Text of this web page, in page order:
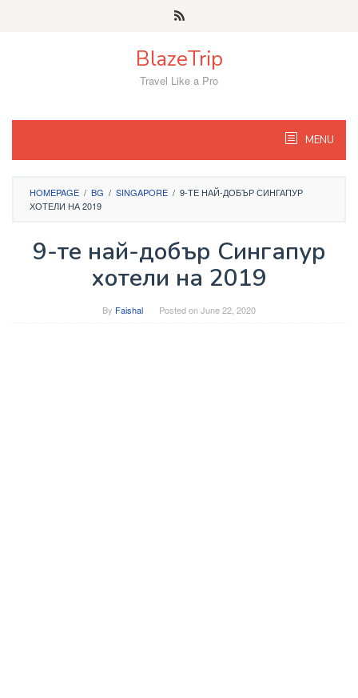
BlazeTrip
Travel Like a Pro
MENU
HOMEPAGE / BG / SINGAPORE / 9-ТЕ НАЙ-ДОБЪР СИНГАПУР
ХОТЕЛИ НА 2019
9-те най-добър Сингапур
хотели на 2019
By Faishal Posted onJune 22, 2020